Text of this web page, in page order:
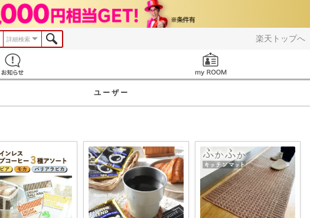
楽天トップへ
詳細検索
ユーザー